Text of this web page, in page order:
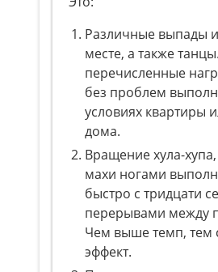
Различные выпады
месте, а также
перечисленные
без проблем
условиях квартиры
дома.
Вращение хула-
махи ногами
быстро с тридцати
перерывами между
Чем выше темп, тем
эффект.